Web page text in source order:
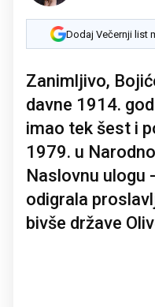
Dodaj Večernji list
Zanimljivo,
davne 1914.
imao tek šest i
1979. u
Naslovnu ulogu
odigrala
bivše države